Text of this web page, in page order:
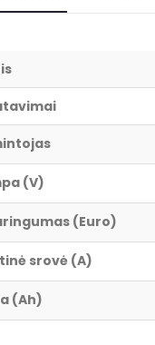
(V)
(Euro)
srovė (A)
(Ah)